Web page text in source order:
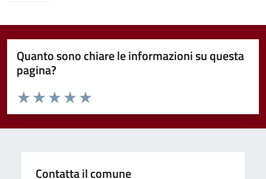
Quanto sono chiare le informazioni su questa
pagina?
Valuta da 1 a 5 stelle la pagina
Valuta 5 stelle su 5
Valuta 4 stelle su 5
Valuta 3 stelle su 5
Valuta 2 stelle su 5
Valuta 1 stelle su 5
Contatta il comune